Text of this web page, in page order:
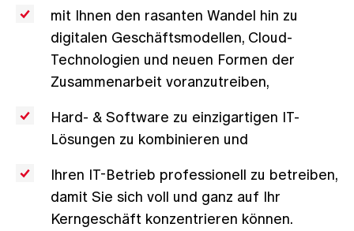
mit Ihnen den rasanten Wandel hin zu
digitalen Geschäftsmodellen, Cloud-
Technologien und neuen Formen der
Zusammenarbeit voranzutreiben,
Hard- & Software zu einzigartigen IT-
Lösungen zu kombinieren und
Ihren IT-Betrieb professionell zu betreiben,
damit Sie sich voll und ganz auf Ihr
Kerngeschäft konzentrieren können.